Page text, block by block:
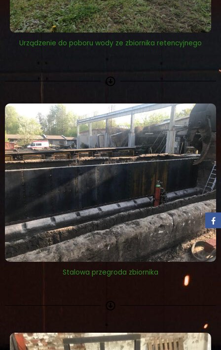
Urządzenie do poboru wody ze zbiornika retencyjnego
Stalowa przegroda zbiornika